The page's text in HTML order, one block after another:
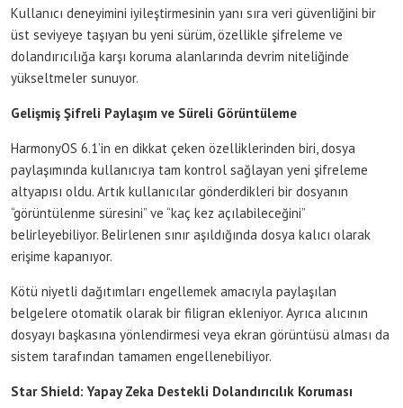
Kullanıcı deneyimini iyileştirmesinin yanı sıra veri güvenliğini bir
üst seviyeye taşıyan bu yeni sürüm, özellikle şifreleme ve
dolandırıcılığa karşı koruma alanlarında devrim niteliğinde
yükseltmeler sunuyor.
Gelişmiş Şifreli Paylaşım ve Süreli Görüntüleme
HarmonyOS 6.1’in en dikkat çeken özelliklerinden biri, dosya
paylaşımında kullanıcıya tam kontrol sağlayan yeni şifreleme
altyapısı oldu. Artık kullanıcılar gönderdikleri bir dosyanın
“görüntülenme süresini” ve “kaç kez açılabileceğini”
belirleyebiliyor. Belirlenen sınır aşıldığında dosya kalıcı olarak
erişime kapanıyor.
Kötü niyetli dağıtımları engellemek amacıyla paylaşılan
belgelere otomatik olarak bir filigran ekleniyor. Ayrıca alıcının
dosyayı başkasına yönlendirmesi veya ekran görüntüsü alması da
sistem tarafından tamamen engellenebiliyor.
Star Shield: Yapay Zeka Destekli Dolandırıcılık Koruması